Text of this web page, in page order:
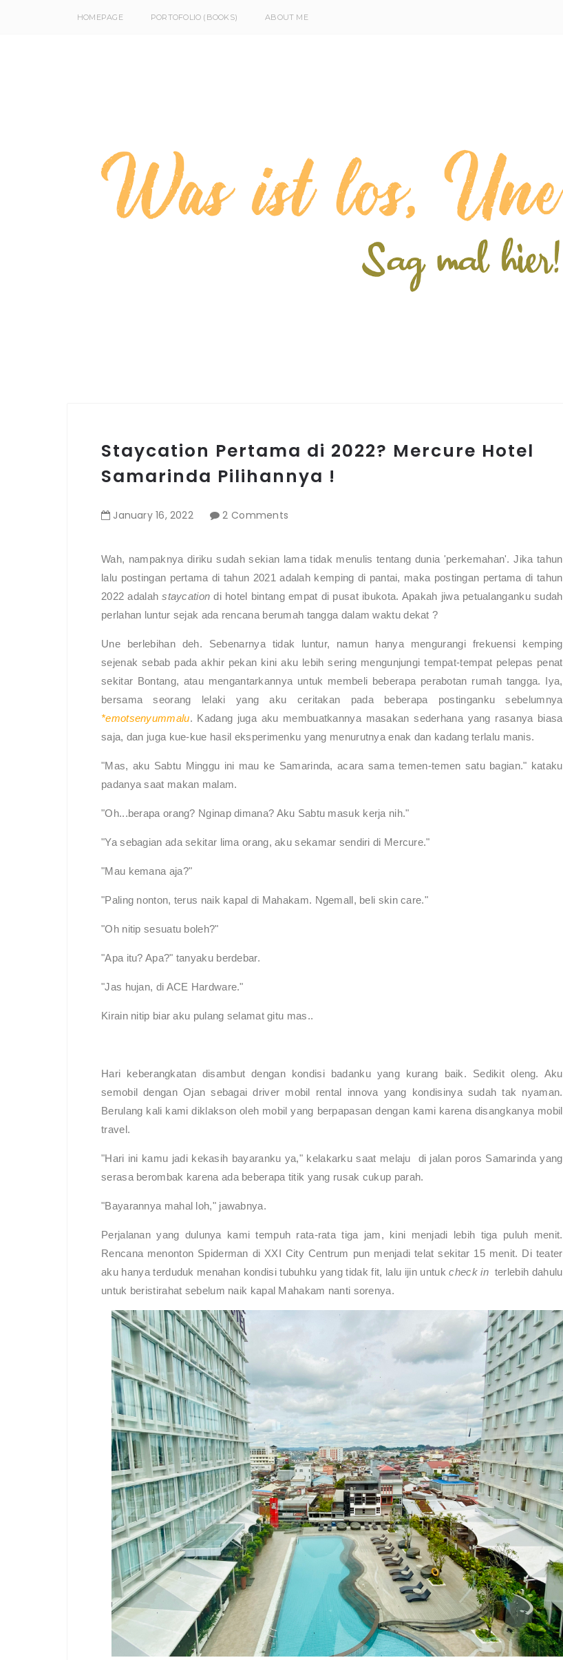
HOMEPAGE PORTOFOLIO (BOOKS) ABOUT ME
Staycation Pertama di 2022? Mercure Hotel
Samarinda Pilihannya !
January 16, 2022 2 Comments
Wah, nampaknya diriku sudah sekian lama tidak menulis tentang dunia 'perkemahan'. Jika tahun
lalu postingan pertama di tahun 2021 adalah kemping di pantai, maka postingan pertama di tahun
2022 adalahstaycation di hotel bintang empat di pusat ibukota. Apakah jiwa petualanganku sudah
perlahan luntur sejak ada rencana berumah tangga dalam waktu dekat ?
Une berlebihan deh. Sebenarnya tidak luntur, namun hanya mengurangi frekuensi kemping
sejenak sebab pada akhir pekan kini aku lebih sering mengunjungi tempat-tempat pelepas penat
sekitar Bontang, atau mengantarkannya untuk membeli beberapa perabotan rumah tangga. Iya,
bersama seorang lelaki yang aku ceritakan pada beberapa postinganku sebelumnya
*emotsenyummalu. Kadang juga aku membuatkannya masakan sederhana yang rasanya biasa
saja, dan juga kue-kue hasil eksperimenku yang menurutnya enak dan kadang terlalu manis.
"Mas, aku Sabtu Minggu ini mau ke Samarinda, acara sama temen-temen satu bagian." kataku
padanya saat makan malam.
"Oh...berapa orang? Nginap dimana? Aku Sabtu masuk kerja nih."
"Ya sebagian ada sekitar lima orang, aku sekamar sendiri di Mercure."
"Mau kemana aja?"
"Paling nonton, terus naik kapal di Mahakam. Ngemall, beli skin care."
"Oh nitip sesuatu boleh?"
"Apa itu? Apa?" tanyaku berdebar.
"Jas hujan, di ACE Hardware."
Kirain nitip biar aku pulang selamat gitu mas..
Hari keberangkatan disambut dengan kondisi badanku yang kurang baik. Sedikit oleng. Aku
semobil dengan Ojan sebagai driver mobil rental innova yang kondisinya sudah tak nyaman.
Berulang kali kami diklakson oleh mobil yang berpapasan dengan kami karena disangkanya mobil
travel.
"Hari ini kamu jadi kekasih bayaranku ya," kelakarku saat melaju di jalan poros Samarinda yang
serasa berombak karena ada beberapa titik yang rusak cukup parah.
"Bayarannya mahal loh," jawabnya.
Perjalanan yang dulunya kami tempuh rata-rata tiga jam, kini menjadi lebih tiga puluh menit.
Rencana menonton Spiderman di XXI City Centrum pun menjadi telat sekitar 15 menit. Di teater
aku hanya terduduk menahan kondisi tubuhku yang tidak fit, lalu ijin untukcheck interlebih dahulu
untuk beristirahat sebelum naik kapal Mahakam nanti sorenya.